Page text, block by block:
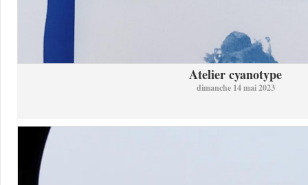
Atelier cyanotype
dimanche 14 mai 2023